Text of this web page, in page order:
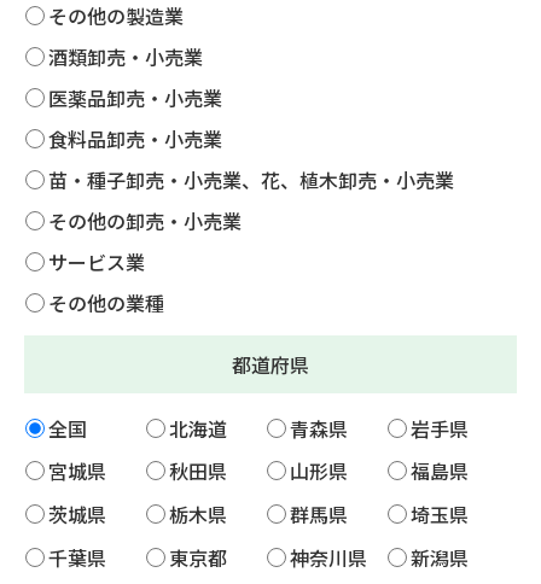
その他の製造業
酒類卸売・小売業
医薬品卸売・小売業
食料品卸売・小売業
苗・種子卸売・小売業、花、植木卸売・小売業
その他の卸売・小売業
サービス業
その他の業種
都道府県
全国 北海道 青森県
岩手県
宮城県
秋田県 山形県
福島県
茨城県
栃木県 群馬県
埼玉県
千葉県
東京都 神奈川県
新潟県